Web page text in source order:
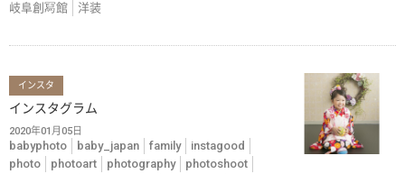
岐阜創冩館
洋装
インスタ
インスタグラム
2020年01月05日
babyphoto baby_japan family
instagood
photo
photoart photography
photoshoot